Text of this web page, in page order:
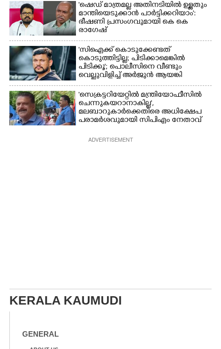
'ഷെഡ് മാത്രമല്ല അതിനടിയിൽ ഉള്ളതും
മാന്തിയെടുക്കാൻ പാർട്ടിക്കറിയാം':
ഭീഷണി പ്രസംഗവുമായി കെ കെ
രാഗേഷ്
'സിഐക്ക് കൊടുക്കേണ്ടത്
കൊടുത്തിട്ടില്ല; പിടിക്കാമെങ്കിൽ
പിടിക്കൂ'; പൊലീസിനെ വീണ്ടും
വെല്ലുവിളിച്ച് അർജുൻ ആയങ്കി
'സെക്രട്ടറിയേറ്റിൽ മന്ത്രിയോഫീസിൽ
ചെന്നുകയറാനാകില്ല',
മലബാറുകാർക്കെതിരെ അധിക്ഷേപ
പരാമർശവുമായി സിപിഎം നേതാവ്‌
ADVERTISEMENT
KERALA KAUMUDI
GENERAL